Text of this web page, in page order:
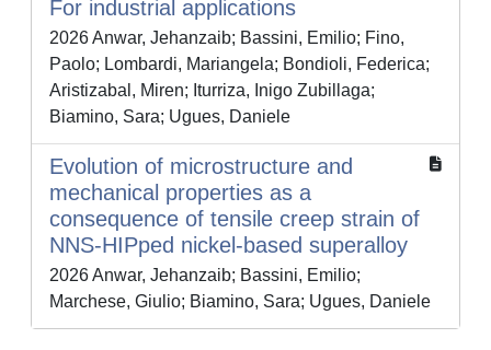
For industrial applications
2026 Anwar, Jehanzaib; Bassini, Emilio; Fino,
Paolo; Lombardi, Mariangela; Bondioli, Federica;
Aristizabal, Miren; Iturriza, Inigo Zubillaga;
Biamino, Sara; Ugues, Daniele
Evolution of microstructure and
mechanical properties as a
consequence of tensile creep strain of
NNS-HIPped nickel-based superalloy
2026 Anwar, Jehanzaib; Bassini, Emilio;
Marchese, Giulio; Biamino, Sara; Ugues, Daniele